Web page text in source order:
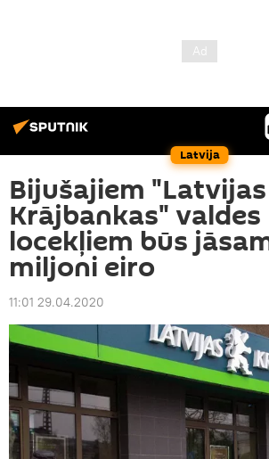
Latvija
Bijušajiem "Latvijas
Krājbankas" valdes
locekļiem būs
miljoni eiro
11:01 29.04.2020